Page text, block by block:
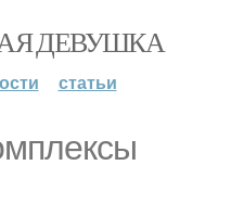
ДЕВУШКА
статьи